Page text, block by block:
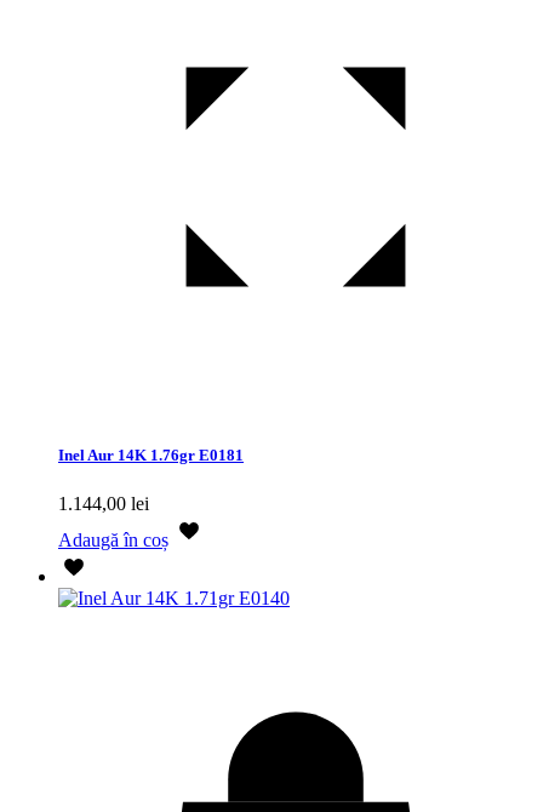
Inel Aur 14K 1.76gr E0181
1.144,00 lei
Adaugă în coș